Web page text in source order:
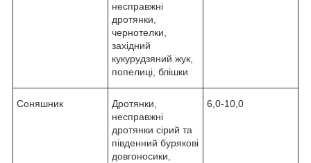
несправжні
дротянки,
чернотелки,
західний
кукурудзяний жук,
попелиці, блішки
Соняшник
Дротянки,
несправжні
дротянки сірий та
південний бурякові
довгоносики,
6,0-10,0